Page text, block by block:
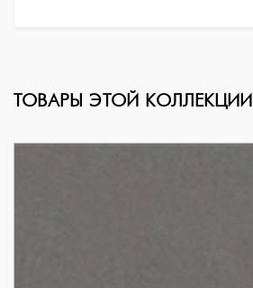
ТОВАРЫ ЭТОЙ КОЛЛЕКЦИИ